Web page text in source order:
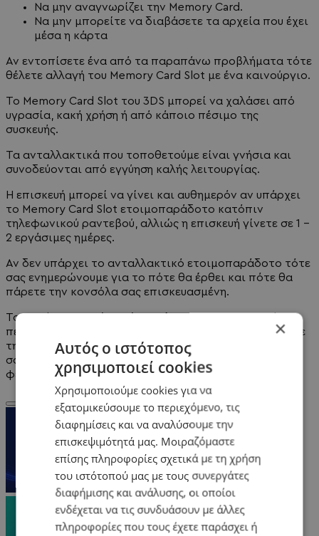
Να μην αναγνωρίζει την Memory Card.
Να μην μπορείτε να διαβάσετε τα αρχεία που έχει
μέσα η κάρτα
Αν εντοπίσετε ένα από τα παραπάνω προβλήματα τότε
θέλετε αλλαγή του Memory Card Slot με ένα καινούργιο.
Το Memory Card Slot του 3DS μπορεί να χαλάσει από
υγρασία, κακή χρήση ή από κάποιο πέσιμο της
συσκευής.
Τα ανταλλακτικά που τοποθετούμε είναι γνήσια και
συνοδεύονται από εγγύηση καλής λειτουργίας.
Η επισκευή μπορεί να γίνει και αυθημερόν αν υπάρχει
το Memory Card Slot ετοιμοπαράδοτο κατόπιν
τηλεφωνικού ραντεβού, αλλιώς η επισκευή γίνετε σε 1 -
2 εργάσιμες ημέρες.
Αν δεν υπάρχει το ανταλλακτικό ετοιμοπαράδοτο τότε
σας ενημερώνουμε για το πότε θα έρθει και πότε θα
πάρετε την κονσόλα σας επισκευασμένη.
To Service μπορεί να γίνει φέρνοντας τη συσκευή ο
πελάτης στο κατάστημα, αλλιώς μπορείτε να καλέσετε
την Γενική Ταχυδρομική (2104851100) για να έρθει να
σας πάρει της συσκευή από το χώρο σας και να μας τη
φέρει την επόμενη εργάσιμη ημέρα.
×
Αυτός ο ιστότοπος
χρησιμοποιεί cookies
Χρησιμοποιούμε cookies για να
εξατομικεύσουμε το περιεχόμενο, τις
διαφημίσεις και να αναλύσουμε την
επισκεψιμότητά μας. Μοιραζόμαστε
επίσης πληροφορίες σχετικά με τη χρήση
του ιστότοπού μας με τους συνεργάτες
διαφήμισης και ανάλυσης, οι οποίοι
ενδέχεται να τις συνδυάσουν με άλλες
πληροφορίες που τους έχετε παράσχει ή